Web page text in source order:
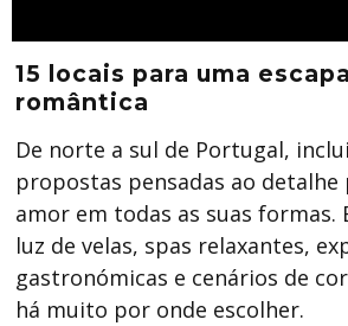
15 locais para uma
romântica
De norte a sul de Portugal,
propostas pensadas ao detalhe
amor em todas as suas formas.
luz de velas, spas relaxantes,
gastronómicas e cenários de
há muito por onde escolher.